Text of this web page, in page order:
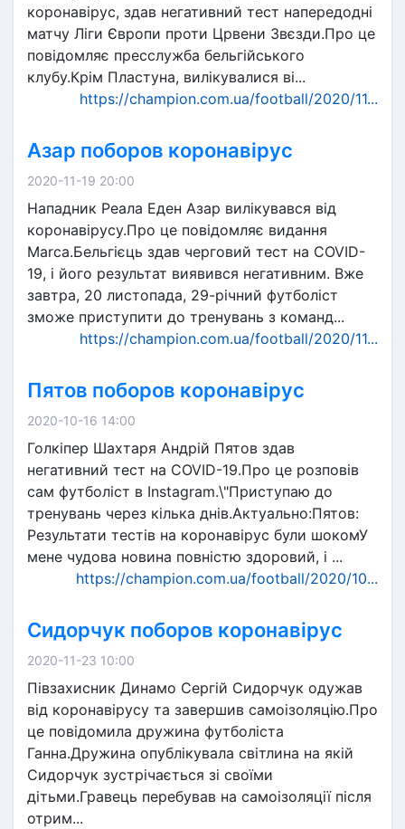
коронавірус, здав негативний тест напередодні
матчу Ліги Європи проти Црвени Звєзди.Про це
повідомляє пресслужба бельгійського
клубу.Крім Пластуна, вилікувалися ві...
https://champion.com.ua/football/2020/11...
Азар поборов коронавірус
2020-11-19 20:00
Нападник Реала Еден Азар вилікувався від
коронавірусу.Про це повідомляє видання
Marca.Бельгієць здав черговий тест на COVID-
19, і його результат виявився негативним. Вже
завтра, 20 листопада, 29-річний футболіст
зможе приступити до тренувань з команд...
https://champion.com.ua/football/2020/11...
Пятов поборов коронавірус
2020-10-16 14:00
Голкіпер Шахтаря Андрій Пятов здав
негативний тест на COVID-19.Про це розповів
сам футболіст в Instagram.\"Приступаю до
тренувань через кілька днів.Актуально:Пятов:
Результати тестів на коронавірус були шокомУ
мене чудова новина повністю здоровий, і ...
https://champion.com.ua/football/2020/10...
Сидорчук поборов коронавірус
2020-11-23 10:00
Півзахисник Динамо Сергій Сидорчук одужав
від коронавірусу та завершив самоізоляцію.Про
це повідомила дружина футболіста
Ганна.Дружина опублікувала світлина на якій
Сидорчук зустрічається зі своїми
дітьми.Гравець перебував на самоізоляції після
отрим...